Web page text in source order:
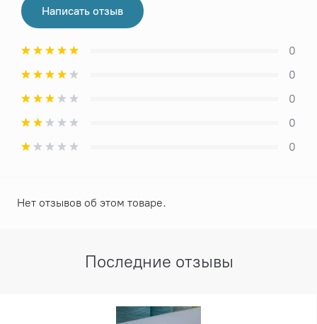
Написать отзыв
0
0
0
0
0
Нет отзывов об этом товаре.
Последние отзывы